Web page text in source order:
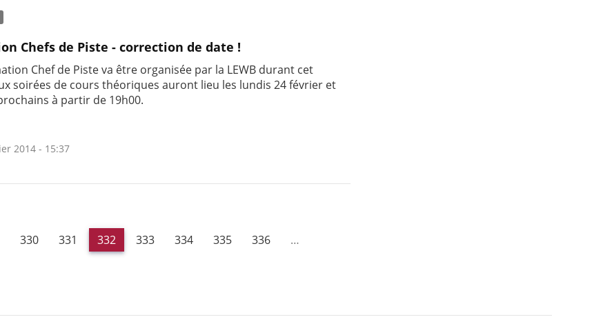
Chefs de Piste - correction de date !
Chef de Piste va être organisée par la LEWB durant cet
soirées de cours théoriques auront lieu les lundis 24 février et
à partir de 19h00.
2014 - 15:37
330 331 332 333 334 335 336
…